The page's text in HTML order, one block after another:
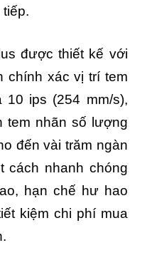
được thiết kế với
chính xác vị trí tem
ips (254 mm/s),
tem nhãn số lượng
đến vài trăm ngàn
cách nhanh chóng
hạn chế hư hao
kiệm chi phí mua